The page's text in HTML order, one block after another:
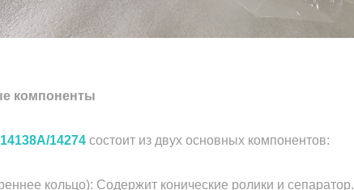
компоненты
14274состоит из двух основных компонентов:
кольцо): Содержит конические ролики и сепаратор.